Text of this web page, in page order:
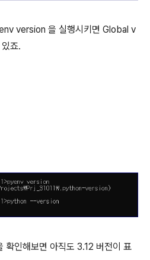
version 을 실행시키면 Global v
죠.
인해보면 아직도 3.12 버전이 표